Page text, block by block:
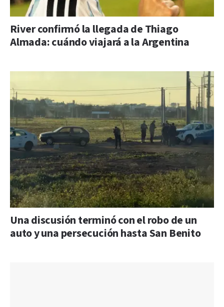
River confirmó la llegada de Thiago
Almada: cuándo viajará a la Argentina
Una discusión terminó con el robo de un
auto y una persecución hasta San Benito